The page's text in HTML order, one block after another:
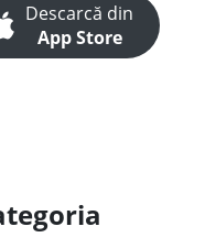
Descarcă din
App Store